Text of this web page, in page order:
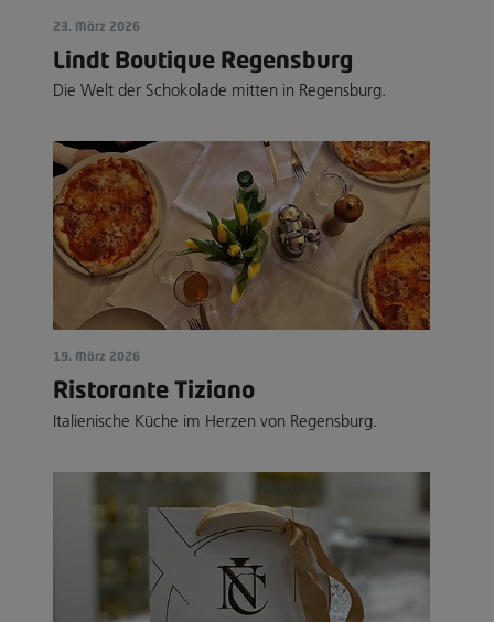
23. März 2026
Lindt Boutique Regensburg
Die Welt der Schokolade mitten in Regensburg.
19. März 2026
Ristorante Tiziano
Italienische Küche im Herzen von Regensburg.